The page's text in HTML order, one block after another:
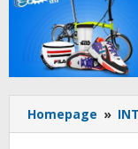
Homepage »